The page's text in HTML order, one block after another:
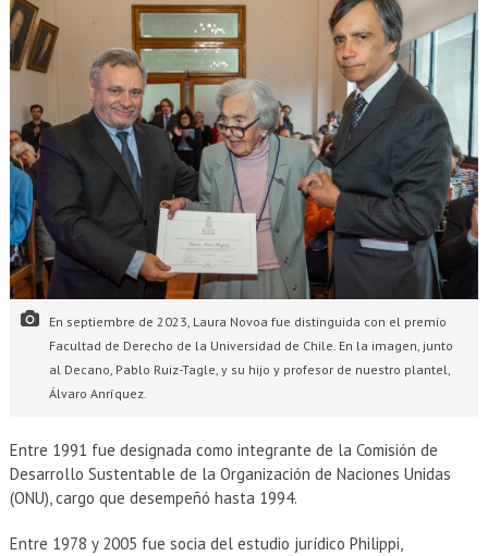
En septiembre de 2023, Laura Novoa fue distinguida con el premio
Facultad de Derecho de la Universidad de Chile. En la imagen, junto
al Decano, Pablo Ruiz-Tagle, y su hijo y profesor de nuestro plantel,
Álvaro Anríquez.
Entre 1991 fue designada como integrante de la Comisión de
Desarrollo Sustentable de la Organización de Naciones Unidas
(ONU), cargo que desempeñó hasta 1994.
Entre 1978 y 2005 fue socia del estudio jurídico Philippi,